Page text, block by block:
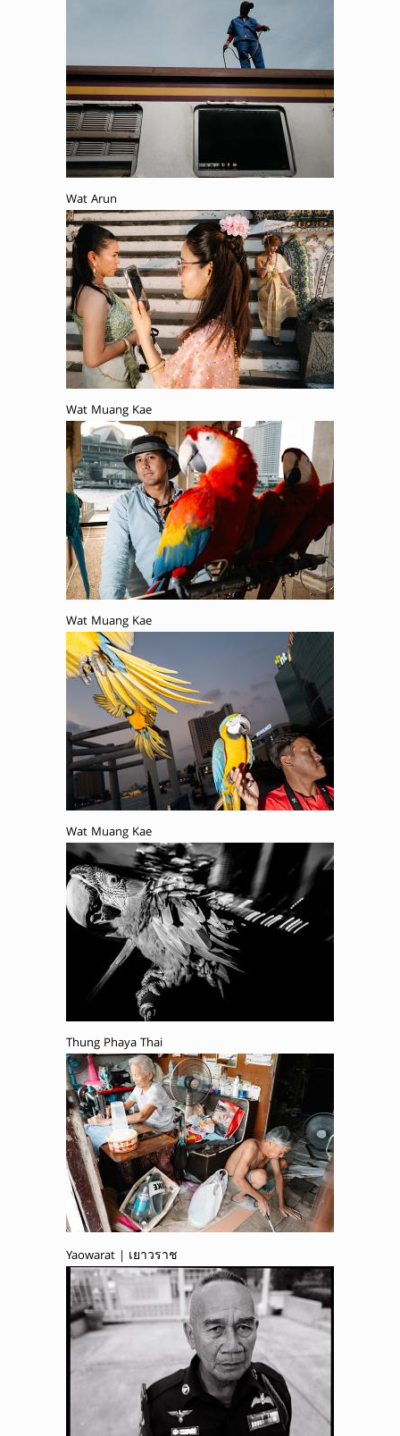
Wat Arun
Wat Muang Kae
Wat Muang Kae
Wat Muang Kae
Thung Phaya Thai
Yaowarat | เยาวราช